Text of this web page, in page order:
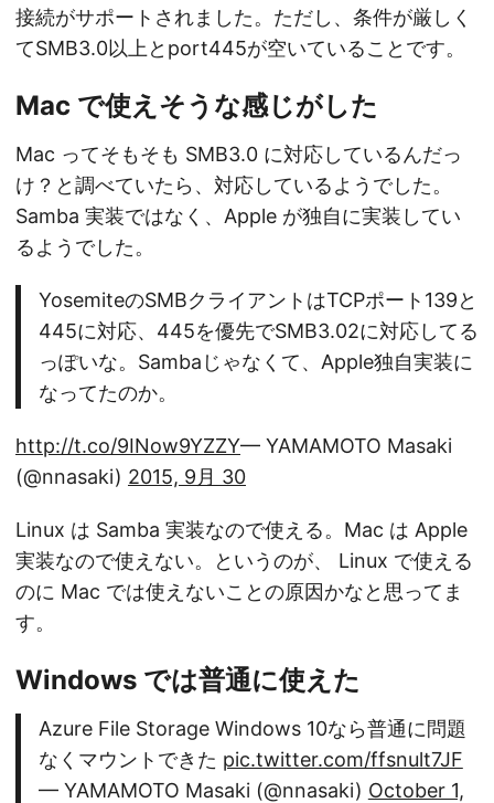
接続がサポートされました。ただし、条件が厳しく
てSMB3.0以上とport445が空いていることです。
Mac で使えそうな感じがした
Mac ってそもそも SMB3.0 に対応しているんだっ
け？と調べていたら、対応しているようでした。
Samba 実装ではなく、Apple が独自に実装してい
るようでした。
YosemiteのSMBクライアントはTCPポート139と
445に対応、445を優先でSMB3.02に対応してる
っぽいな。Sambaじゃなくて、Apple独自実装に
なってたのか。
http://t.co/9INow9YZZY— YAMAMOTO Masaki
(@nnasaki) 2015, 9月 30
Linux は Samba 実装なので使える。Mac は Apple
実装なので使えない。というのが、 Linux で使える
のに Mac では使えないことの原因かなと思ってま
す。
Windows では普通に使えた
Azure File Storage Windows 10なら普通に問題
なくマウントできた pic.twitter.com/ffsnult7JF
— YAMAMOTO Masaki (@nnasaki) October 1,